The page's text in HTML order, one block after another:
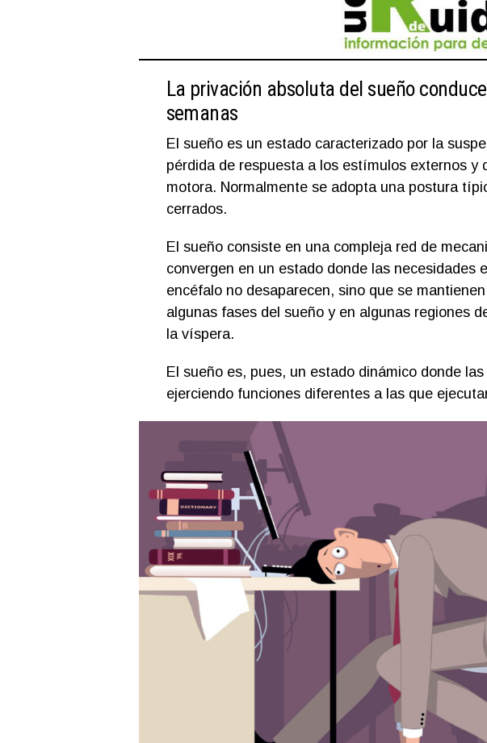
La privación absoluta del sueño
semanas
El sueño es un estado caracterizado por la
pérdida de respuesta a los estímulos externos y
motora. Normalmente se adopta una postura
cerrados.
El sueño consiste en una compleja red de
convergen en un estado donde las necesidades
encéfalo no desaparecen, sino que se
algunas fases del sueño y en algunas regiones
la víspera.
El sueño es, pues, un estado dinámico donde
ejerciendo funciones diferentes a las que